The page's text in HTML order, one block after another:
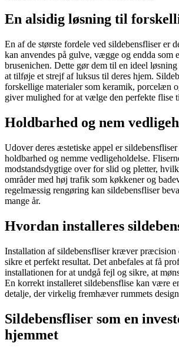
En alsidig løsning til
En af de største fordele ved sildebensfliser er
kan anvendes på gulve, vægge og endda som
brusenichen. Dette gør dem til en ideel
at tilføje et strejf af luksus til deres hjem.
forskellige materialer som keramik, porcelæn
giver mulighed for at vælge den perfekte flise
Holdbarhed og nem
Udover deres æstetiske appel er
holdbarhed og nemme vedligeholdelse.
modstandsdygtige over for slid og pletter,
områder med høj trafik som køkkener og
regelmæssig rengøring kan sildebensfliser
mange år.
Hvordan installeres
Installation af sildebensfliser kræver præcision
sikre et perfekt resultat. Det anbefales at få
installationen for at undgå fejl og sikre, at
En korrekt installeret sildebensflise kan være
detalje, der virkelig fremhæver rummets
Sildebensfliser som en
hjemmet